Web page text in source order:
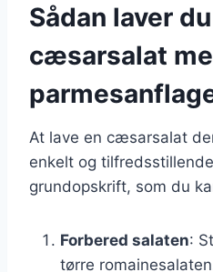
Sådan laver
cæsarsalat
At lave en cæsarsalat
enkelt og
grundopskrift, som du
Forbered salaten:
tørre